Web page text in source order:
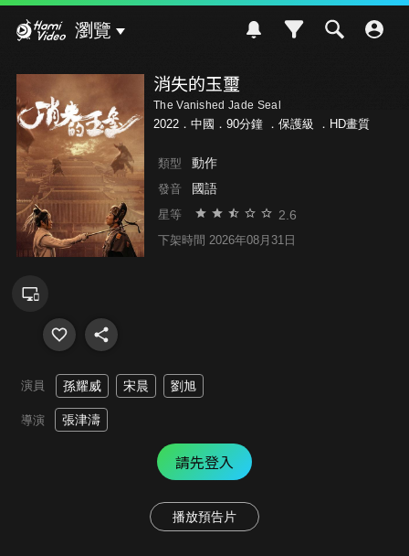
瀏覽
消失的玉璽
The Vanished Jade Seal
2022．中國．90分鐘 ． 保護級 ．HD畫質
類型 動作
發音 國語
星等 2.6
下架時間 2026年08月31日
演員 孫耀威 宋晨 劉旭
導演 張津濤
請先登入
播放預告片